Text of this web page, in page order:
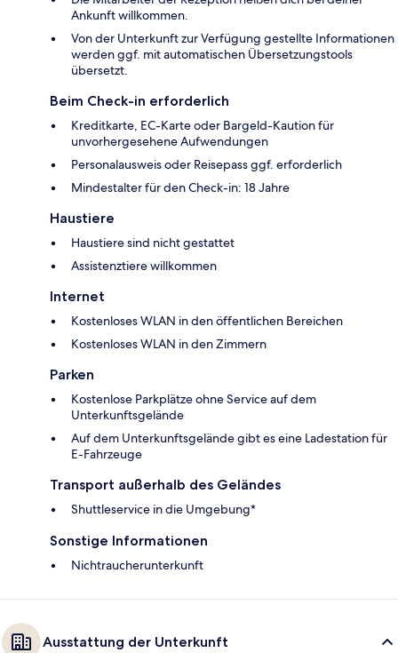
Ankunft willkommen.
Von der Unterkunft zur Verfügung gestellte Informationen
werden ggf. mit automatischen Übersetzungstools
übersetzt.
Beim Check-in erforderlich
Kreditkarte, EC-Karte oder Bargeld-Kaution für
unvorhergesehene Aufwendungen
Personalausweis oder Reisepass ggf. erforderlich
Mindestalter für den Check-in: 18 Jahre
Haustiere
Haustiere sind nicht gestattet
Assistenztiere willkommen
Internet
Kostenloses WLAN in den öffentlichen Bereichen
Kostenloses WLAN in den Zimmern
Parken
Kostenlose Parkplätze ohne Service auf dem
Unterkunftsgelände
Auf dem Unterkunftsgelände gibt es eine Ladestation für
E-Fahrzeuge
Transport außerhalb des Geländes
Shuttleservice in die Umgebung*
Sonstige Informationen
Nichtraucherunterkunft
Ausstattung der Unterkunft